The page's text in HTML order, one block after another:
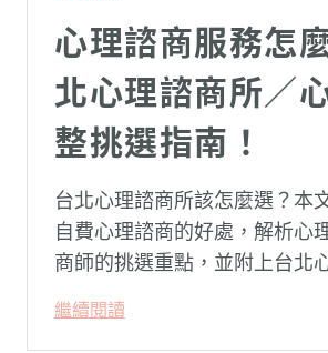
心理諮商服務怎
北心理諮商所／
整挑選指南！
台北心理諮商所該怎麼選？本
自費心理諮商的好處，解析心
商師的挑選重點，並附上台北
理，陪你面對情緒困擾找回生
繼續閱讀